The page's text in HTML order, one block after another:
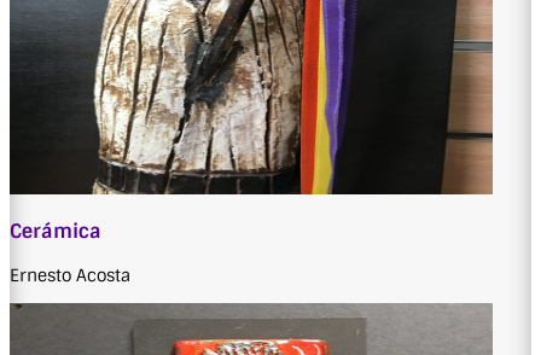
Cerámica
Ernesto Acosta